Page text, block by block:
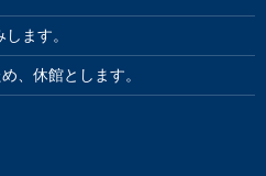
ます。
、休館とします。